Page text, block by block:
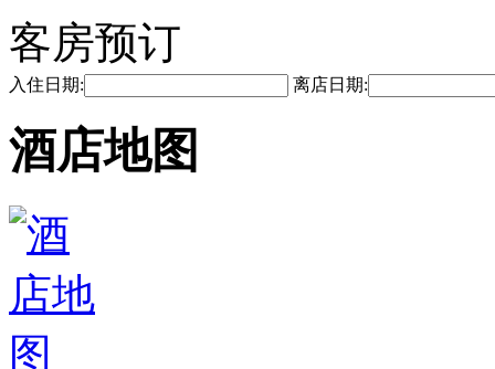
客房预订
入住日期: 离店日期:
酒店地图